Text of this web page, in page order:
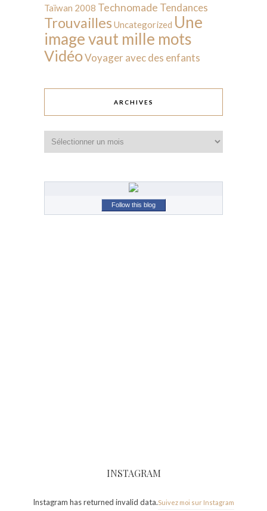
Taïwan 2008 Technomade Tendances
Trouvailles Uncategorized Une
image vaut mille mots
VidéoVoyager avec des enfants
ARCHIVES
Follow this blog
INSTAGRAM
Instagram has returned invalid data.Suivez moi sur Instagram